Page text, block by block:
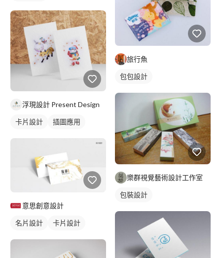
浮現設計 Present Design
卡片設計 插圖應用
意思創意設計
名片設計 卡片設計
旅行魚
包包設計
樂群視覺藝術設計工作室
包裝設計